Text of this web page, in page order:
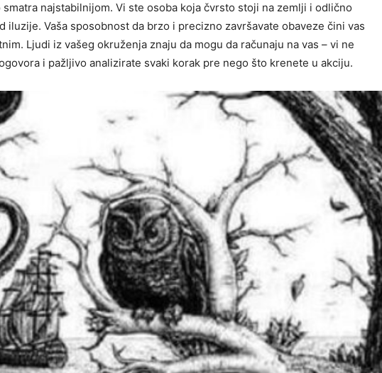
smatra najstabilnijom. Vi ste osoba koja čvrsto stoji na zemlji i odlično
iluzije. Vaša sposobnost da brzo i precizno završavate obaveze čini vas
Ljudi iz vašeg okruženja znaju da mogu da računaju na vas – vi ne
i pažljivo analizirate svaki korak pre nego što krenete u akciju.